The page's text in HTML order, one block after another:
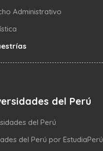
Administrativo
del Perú
del Perú
del Perú por EstudiaPerú